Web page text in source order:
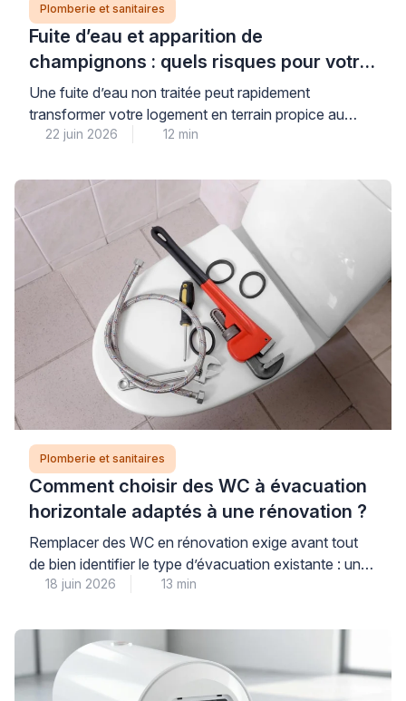
Plomberie et sanitaires
Fuite d’eau et apparition de
champignons : quels risques pour votre
logement et votre santé ?
Une fuite d’eau non traitée peut rapidement
transformer votre logement en terrain propice au
développement de champignons et moisissures,
solidité de votre habitat. Cette situation, plus
fréquente qu’on ne le pense dans les pièces humides,
nécessite une intervention rapide et qualifiée pour
éviter que les dégâts […]
22 juin 2026 12 min
Plomberie et sanitaires
Comment choisir des WC à évacuation
horizontale adaptés à une rénovation ?
Remplacer des WC en rénovation exige avant tout
de bien identifier le type d’évacuation existante : une
évacuation horizontale (sortie murale arrière) impose
sol, et choisir un modèle incompatible peut engendrer
des travaux de plomberie imprévus et coûteux. Pour
garantir un achat réussi et éviter toute mauvaise
18 juin 2026 13 min